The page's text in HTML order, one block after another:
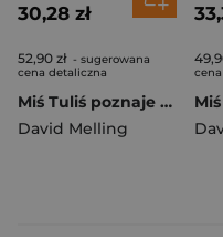
30,28 zł
52,90 zł - sugerowana
cena detaliczna
Miś Tuliś poznaje przyrodę wyd. 2026
David Melling